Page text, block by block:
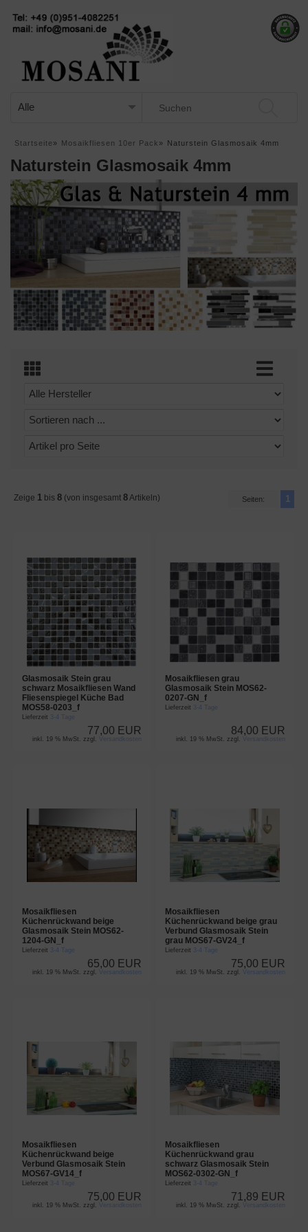
Startseite » Mosaikfliesen 10er Pack » Naturstein Glasmosaik 4mm
Naturstein Glasmosaik 4mm
Zeige 1 bis 8 (von insgesamt 8Artikeln) Seiten: 1
Glasmosaik Stein grau
schwarz Mosaikfliesen Wand
Fliesenspiegel Küche Bad
MOS58-0203_f
Lieferzeit 3-4 Tage
77,00 EUR
inkl. 19 % MwSt. zzgl.Versandkosten
Mosaikfliesen grau
Glasmosaik Stein MOS62-
0207-GN_f
Lieferzeit 3-4 Tage
84,00 EUR
inkl. 19 % MwSt. zzgl. Versandkosten
Mosaikfliesen
Küchenrückwand beige
Glasmosaik Stein MOS62-
1204-GN_f
Lieferzeit 3-4 Tage
65,00 EUR
inkl. 19 % MwSt. zzgl.Versandkosten
Mosaikfliesen
Küchenrückwand beige grau
Verbund Glasmosaik Stein
grau MOS67-GV24_f
Lieferzeit 3-4 Tage
75,00 EUR
inkl. 19 % MwSt. zzgl. Versandkosten
Mosaikfliesen
Küchenrückwand beige
Verbund Glasmosaik Stein
MOS67-GV14_f
Lieferzeit 3-4 Tage
75,00 EUR
inkl. 19 % MwSt. zzgl.Versandkosten
Mosaikfliesen
Küchenrückwand grau
schwarz Glasmosaik Stein
MOS62-0302-GN_f
Lieferzeit 3-4 Tage
71,89 EUR
inkl. 19 % MwSt. zzgl. Versandkosten